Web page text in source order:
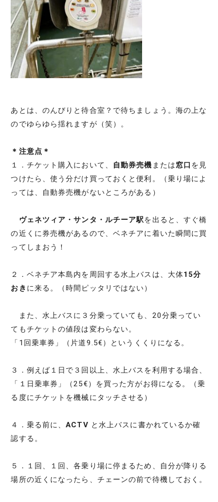
あとは、のんびりと待合室？で待ちましょう。海の上な
のでゆらゆら揺れますが（笑）。
＊注意点＊
１．チケット購入において、
自動券売機 または窓口 を見
つけたら、使う分だけ買っておくと便利。（乗り場によ
っては、自動券売機がないところがある）
ヴェネツィア・サンタ・ルチーア駅 を出ると、すぐ橋
の近くに券売機があるので、ベネチアに着いた瞬間に買
ってしまおう！
２．ベネチア本島内を周回する水上バスは、大体15分
おき に来る。（時間ピッタリではない）
また、水上バスに３分乗っていても、20分乗ってい
てもチケットの値段は変わらない。
「1回乗車券」（片道9.5€）というくくりになる。
３．例えば１日で３回以上、水上バスを利用する場合、
「１日乗車券」（25€）を買った方がお得になる。（乗
る度にチケットを機械にタッチさせる）
４．乗る前に、ACTV と水上バスに書かれているか確
認する。
５．１回、１回、各乗り場に停まるため、自分が降りる
場所の近くになったら、チェーンの前で待機しておく。